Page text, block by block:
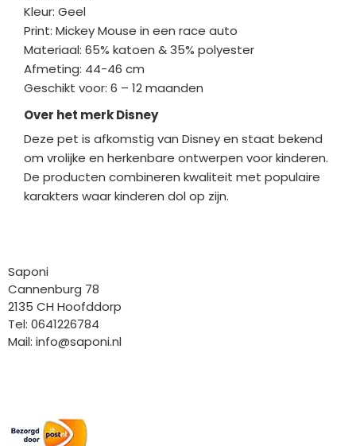
Kleur: Geel
Print: Mickey Mouse in een race auto
Materiaal: 65% katoen & 35% polyester
Afmeting: 44-46 cm
Geschikt voor: 6 – 12 maanden
Over het merk Disney
Deze pet is afkomstig van Disney en staat bekend
om vrolijke en herkenbare ontwerpen voor kinderen.
De producten combineren kwaliteit met populaire
karakters waar kinderen dol op zijn.
Saponi
Cannenburg 78
2135 CH Hoofddorp
Tel: 0641226784
Mail: info@saponi.nl